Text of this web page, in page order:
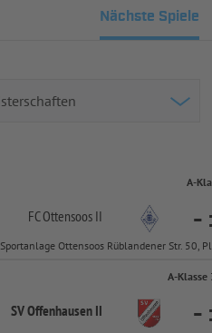
Nächste Spiele
A-
FC Ottensoos II - :
Sportanlage Ottensoos Rüblandener Str. 50,
A-Klasse
SV Offenhausen II - :